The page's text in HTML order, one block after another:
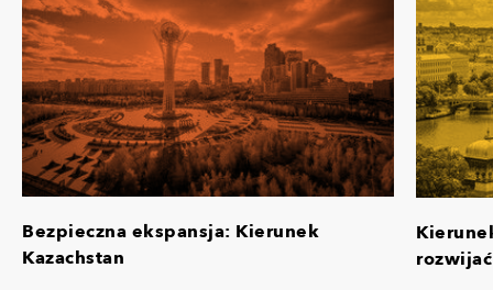
Bezpieczna ekspansja: Kierunek
Kazachstan